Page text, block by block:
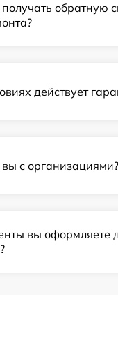
обратную
действует
вы с организациями?
вы оформляете